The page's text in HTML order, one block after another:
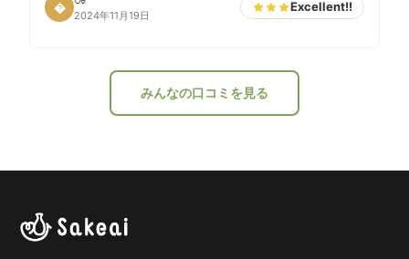
�
2024年11月19日
Excellent!!
みんなの口コミを見る